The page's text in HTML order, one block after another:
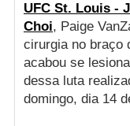
UFC St. Louis -
Choi, Paige
cirurgia no braço
acabou se
dessa luta
domingo, dia 14